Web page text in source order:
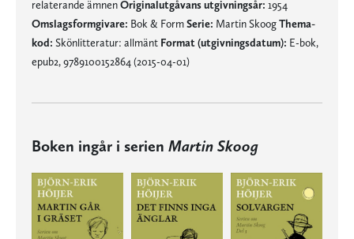
relaterande ämnenOriginalutgåvans utgivningsår: 1954
Omslagsformgivare: Bok & FormSerie: Martin SkoogThema-
kod: Skönlitteratur: allmänt Format (utgivningsdatum): E-bok,
epub2, 9789100152864 (2015-04-01)
Boken ingår i serien Martin Skoog